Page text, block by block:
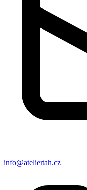
info@ateliertah.cz